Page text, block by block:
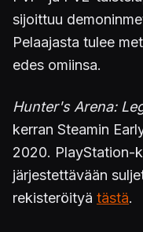
sijoittuu
Pelaajasta tulee
edes omiinsa.
Hunter's Arena:
kerran Steamin
2020. PlayStation-
järjestettävään
rekisteröityä tästä.